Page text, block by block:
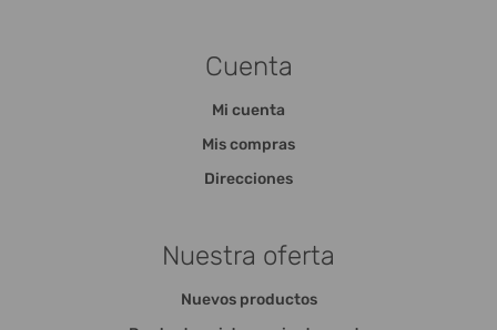
Cuenta
Mi cuenta
Mis compras
Direcciones
Nuestra oferta
Nuevos productos